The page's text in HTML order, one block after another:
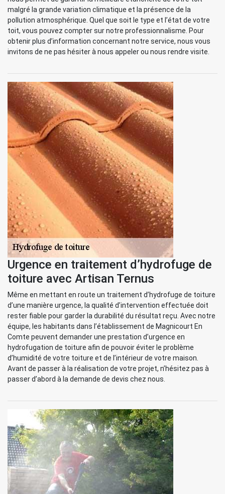
malgré la grande variation climatique et la présence de la
pollution atmosphérique. Quel que soit le type et l’état de votre
toit, vous pouvez compter sur notre professionnalisme. Pour
obtenir plus d’information concernant notre service, nous vous
invitons de ne pas hésiter à nous appeler ou nous rendre visite.
Urgence en traitement d’hydrofuge de
toiture avec Artisan Ternus
Même en mettant en route un traitement d’hydrofuge de toiture
d’une manière urgence, la qualité d’intervention effectuée doit
rester fiable pour garder la durabilité du résultat reçu. Avec notre
équipe, les habitants dans l’établissement de Magnicourt En
Comte peuvent demander une prestation d’urgence en
hydrofugation de toiture afin de pouvoir éviter le problème
d’humidité de votre toiture et de l’intérieur de votre maison.
Avant de passer à la réalisation de votre projet, n’hésitez pas à
passer d’abord à la demande de devis chez nous.